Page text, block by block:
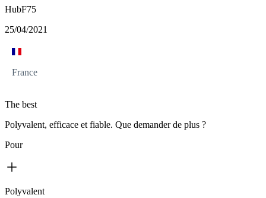
HubF75
25/04/2021
France
The best
Polyvalent, efficace et fiable. Que demander de plus ?
Pour
Polyvalent